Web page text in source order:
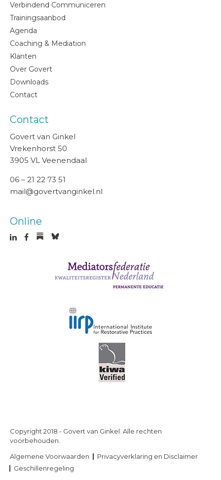
Verbindend Communiceren
Trainingsaanbod
Agenda
Coaching & Mediation
Klanten
Over Govert
Downloads
Contact
Contact
Govert van Ginkel
Vrekenhorst 50
3905 VL Veenendaal
06 – 21 22 73 51
mail@govertvanginkel.nl
Online
Copyright 2018 - Govert van Ginkel. Alle rechten
voorbehouden.
Algemene Voorwaarden
Privacyverklaring en Disclaimer
Geschillenregeling